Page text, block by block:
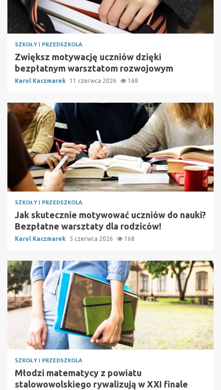
SZKOŁY I PRZEDSZKOLA
Zwiększ motywację uczniów dzięki
bezpłatnym warsztatom rozwojowym
Karol Kaczmarek 11 czerwca 2026 168
SZKOŁY I PRZEDSZKOLA
Jak skutecznie motywować uczniów do nauki?
Bezpłatne warsztaty dla rodziców!
Karol Kaczmarek 5 czerwca 2026 168
SZKOŁY I PRZEDSZKOLA
Młodzi matematycy z powiatu
stalowowolskiego rywalizują w XXI finale